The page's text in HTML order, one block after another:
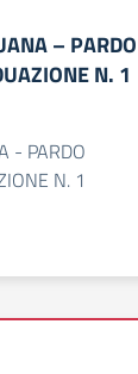
– PARDO
N. 1
- PARDO
N. 1